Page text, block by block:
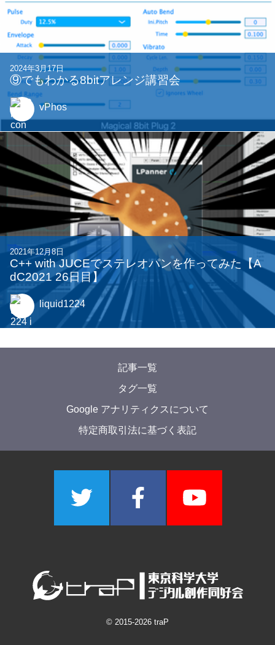
2024年3月17日
⑨でもわかる8bitアレンジ講習会
vPhos
2021年12月8日
C++ with JUCEでステレオパンを作ってみた【A
dC2021 26日目】
liquid1224
記事一覧
タグ一覧
Google アナリティクスについて
特定商取引法に基づく表記
© 2015-2026 traP